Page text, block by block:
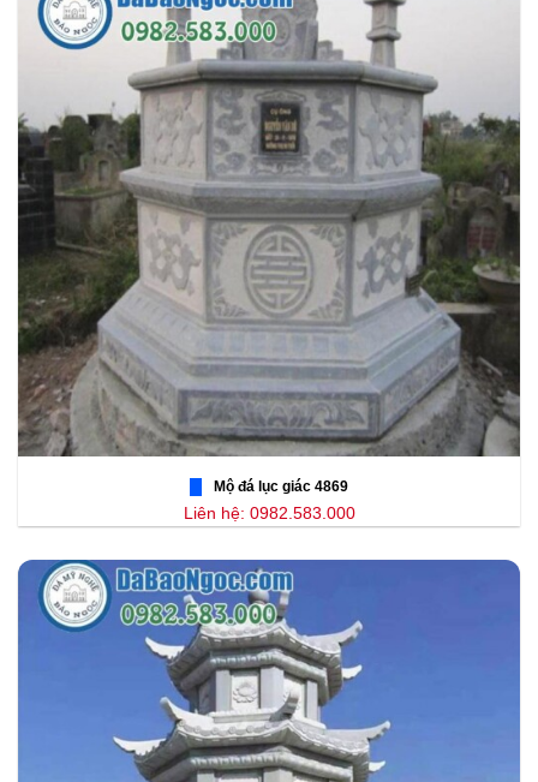
Mộ đá lục giác 4869
Liên hệ: 0982.583.000